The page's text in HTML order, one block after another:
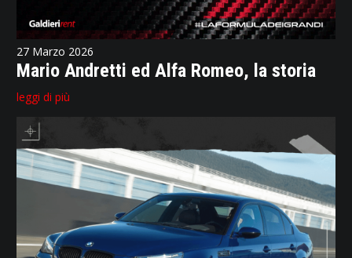
27 Marzo 2026
Mario Andretti ed Alfa Romeo, la storia
leggi di più